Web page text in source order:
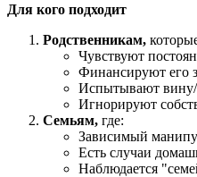
Для кого подходит
Родственникам,
Чувствуют
Финансируют его
Испытывают
Игнорируют
Семьям, где:
Зависимый
Есть случаи
Наблюдается